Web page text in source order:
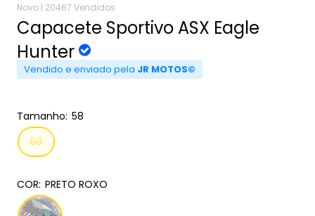
Novo | 20467 Vendidos
Capacete Sportivo ASX Eagle
Hunter
Vendido e enviado pela JR MOTOS©
Tamanho: 58
58
COR: PRETO ROXO